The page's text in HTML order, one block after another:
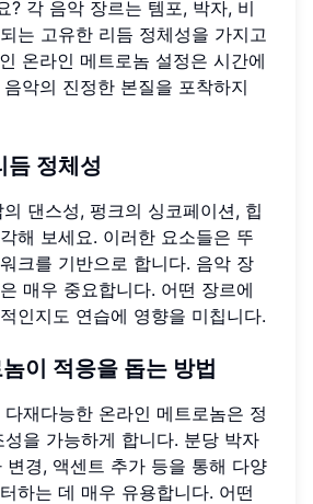
? 각 음악 장르는 템포, 박자, 비
는 고유한 리듬 정체성을 가지고
온라인 메트로놈 설정은 시간에
악의 진정한 본질을 포착하지
듬 정체성
댄스성, 펑크의 싱코페이션, 힙
해 보세요. 이러한 요소들은 뚜
크를 기반으로 합니다. 음악 장
매우 중요합니다. 어떤 장르에
인지도 연습에 영향을 미칩니다.
이 적응을 돕는 방법
재다능한 온라인 메트로놈은 정
을 가능하게 합니다. 분당 박자
변경, 액센트 추가 등을 통해 다양
하는 데 매우 유용합니다. 어떤